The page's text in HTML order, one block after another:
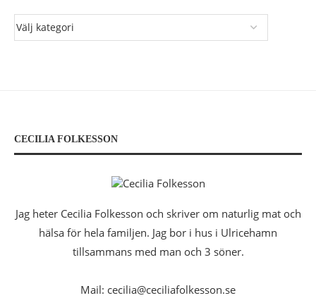
CECILIA FOLKESSON
Jag heter Cecilia Folkesson och skriver om naturlig mat och
hälsa för hela familjen. Jag bor i hus i Ulricehamn
tillsammans med man och 3 söner.
Mail: cecilia@ceciliafolkesson.se